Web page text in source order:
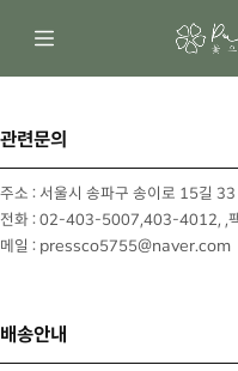
관련문의
주소 : 서울시 송파구 송이로 15길
전화 : 02-403-5007,403-4012, ,
메일 : pressco5755@naver.com
배송안내